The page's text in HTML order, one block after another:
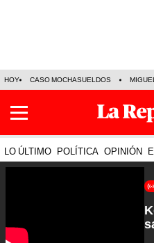
HOY CASO MOCHASUELDOS
LO ÚLTIMO POLÍTICA OPINIÓN